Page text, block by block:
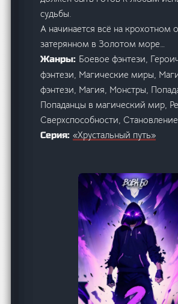
судьбы.
А начинается всё на крохотном
затерянном в Золотом море…
Жанры: Боевое фэнтези,
фэнтези, Магические миры,
фэнтези, Магия, Монстры,
Попаданцы в магический мир,
Сверхспособности,
Серия:«Хрустальный путь»